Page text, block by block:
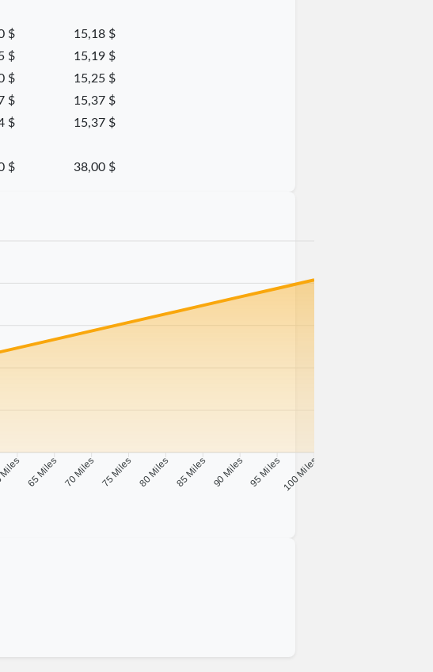
$
15,18 $
$
15,19 $
$
15,25 $
$
15,37 $
$
15,37 $
$ 38,00 $
65 Miles 70 Miles 75 Miles 80 Miles 85 Miles 90 Miles 95 Miles100 Miles